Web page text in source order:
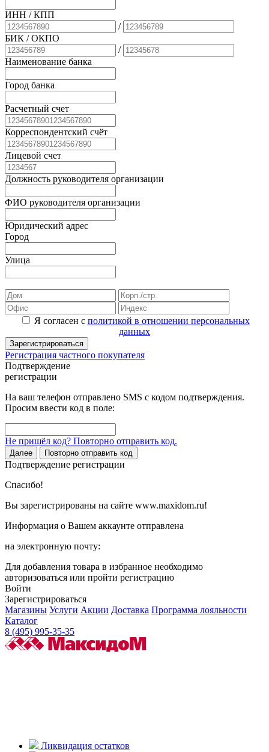
ИНН / КПП
/
БИК / ОКПО
/
Наименование банка
Город банка
Расчетный счет
Корреспондентский счёт
Лицевой счет
Должность руководителя организации
ФИО руководителя организации
Юридический адрес
Город
Улица
Я согласен с политикой в отношении персональных
данных
Зарегистрироваться
Регистрация частного покупателя
Подтверждение
регистрации
На ваш телефон отправлено SMS с кодом подтверждения.
Просим ввести код в поле:
Не пришёл код? Повторно отправить код.
Далее Повторно отправить код
Подтверждение регистрации
Спасибо!
Вы зарегистрированы на сайте www.maxidom.ru!
Информация о Вашем аккаунте отправлена
на электронную почту:
Для добавления товара в избранное необходимо
авторизоваться или пройти регистрацию
Войти
Зарегистрироваться
Магазины Услуги Акции Доставка Программа лояльности
Каталог
8 (495) 995-35-35
Ликвидация остатков